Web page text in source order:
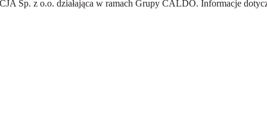
Sp. z o.o. działająca w ramach Grupy CALDO. Informacje